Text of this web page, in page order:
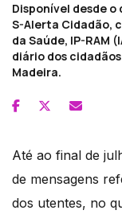
Disponível desde
S-Alerta Cidadão,
da Saúde, IP-RAM
diário dos
Madeira.
Até ao final de
de mensagens
dos utentes, no